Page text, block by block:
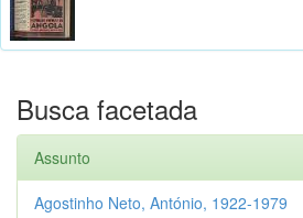
Busca facetada
Assunto
Agostinho Neto, António, 1922-1979